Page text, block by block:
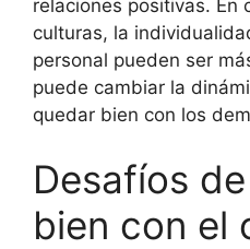
relaciones positivas. En
culturas, la
personal pueden ser
puede cambiar la
quedar bien con los
Desafíos
bien con el